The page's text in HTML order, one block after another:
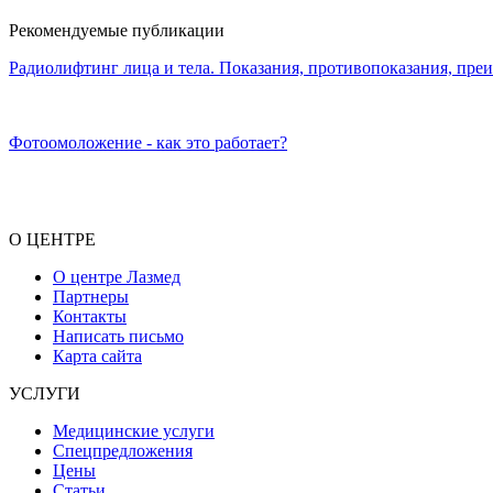
Рекомендуемые публикации
Радиолифтинг лица и тела. Показания, противопоказания,
Фотоомоложение - как это работает?
О ЦЕНТРЕ
О центре Лазмед
Партнеры
Контакты
Написать письмо
Карта сайта
УСЛУГИ
Медицинские услуги
Спецпредложения
Цены